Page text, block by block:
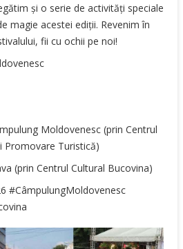
și o serie de activități speciale
magie acestei ediții. Revenim în
fii cu ochii pe noi!
Moldovenesc (prin Centrul
Promovare Turistică)
(prin Centrul Cultural Bucovina)
#CâmpulungMoldovenesc